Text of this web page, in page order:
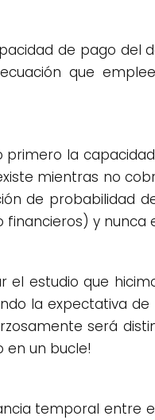
de pago del
que
la
mientras no
de probabilidad
y nunca
el estudio que
la expectativa
será
en un bucle!
temporal entre